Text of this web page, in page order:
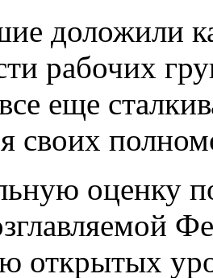
доложили
рабочих
еще
своих
оценку
открытых